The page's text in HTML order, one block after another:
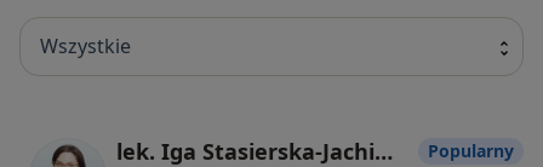
Wszystkie
lek. Iga Stasierska-Jachimowicz Popularny